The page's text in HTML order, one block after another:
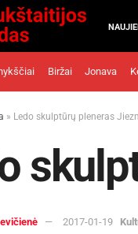
Biržai Jonava
» Ledo skulptūrų pleneras
2017-01-19